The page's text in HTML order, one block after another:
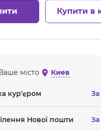
Купити в
місто Киев
кур'єром
Нової пошти